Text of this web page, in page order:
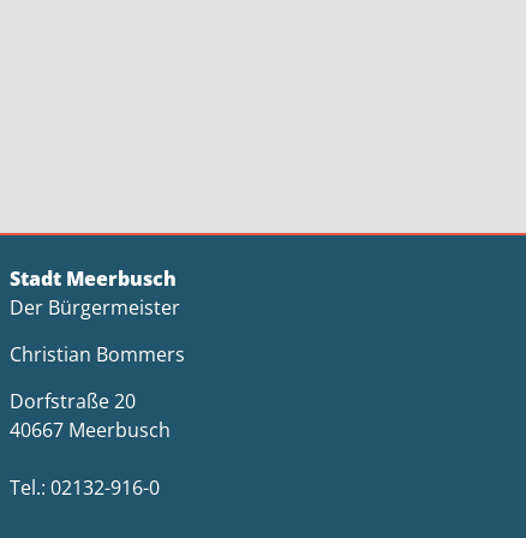
Stadt Meerbusch
Der Bürgermeister
Christian Bommers
Dorfstraße 20
40667 Meerbusch
Tel.: 02132-916-0